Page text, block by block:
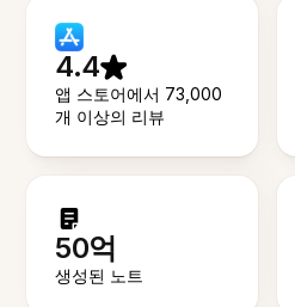
4.4
앱 스토어에서 73,000
개 이상의 리뷰
50억
생성된 노트